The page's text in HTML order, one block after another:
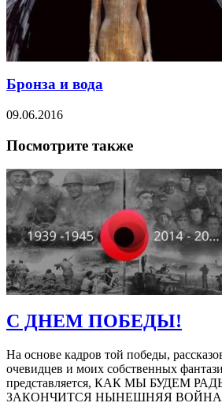
Бронза и вода
09.06.2016
Посмотрите также
С ДНЕМ ПОБЕДЫ!
На основе кадров той победы,
очевидцев и моих собственных
представляется, КАК МЫ БУДЕМ
ЗАКОНЧИТСЯ НЫНЕШНЯЯ